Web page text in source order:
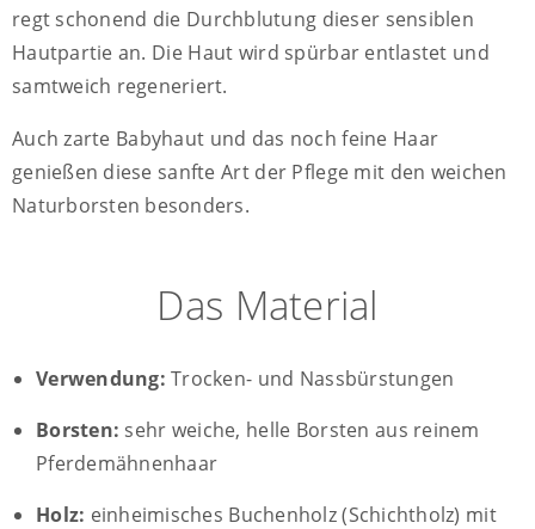
regt schonend die Durchblutung dieser sensiblen
Hautpartie an. Die Haut wird spürbar entlastet und
samtweich regeneriert.
Auch zarte Babyhaut und das noch feine Haar
genießen diese sanfte Art der Pflege mit den weichen
Naturborsten besonders.
Das Material
Verwendung: Trocken- und Nassbürstungen
Borsten: sehr weiche, helle Borsten aus reinem
Pferdemähnenhaar
Holz: einheimisches Buchenholz (Schichtholz) mit